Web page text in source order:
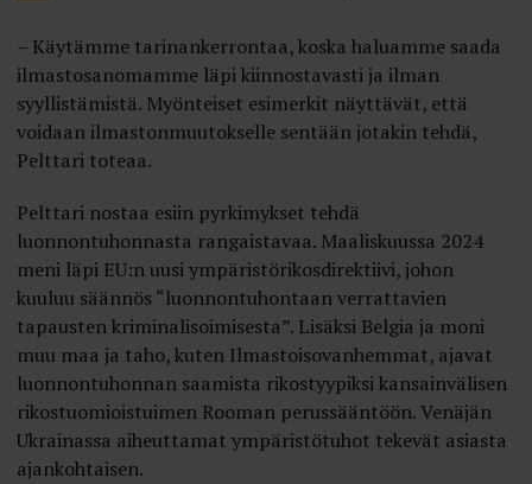
– Käytämme tarinankerrontaa, koska haluamme saada
ilmastosanomamme läpi kiinnostavasti ja ilman
syyllistämistä. Myönteiset esimerkit näyttävät, että
voidaan ilmastonmuutokselle sentään jotakin tehdä,
Pelttari toteaa.
Pelttari nostaa esiin pyrkimykset tehdä
luonnontuhonnasta rangaistavaa. Maaliskuussa 2024
meni läpi EU:n uusi ympäristörikosdirektiivi, johon
kuuluu säännös “luonnontuhontaan verrattavien
tapausten kriminalisoimisesta”. Lisäksi Belgia ja moni
muu maa ja taho, kuten Ilmastoisovanhemmat, ajavat
luonnontuhonnan saamista rikostyypiksi kansainvälisen
rikostuomioistuimen Rooman perussääntöön. Venäjän
Ukrainassa aiheuttamat ympäristötuhot tekevät asiasta
ajankohtaisen.